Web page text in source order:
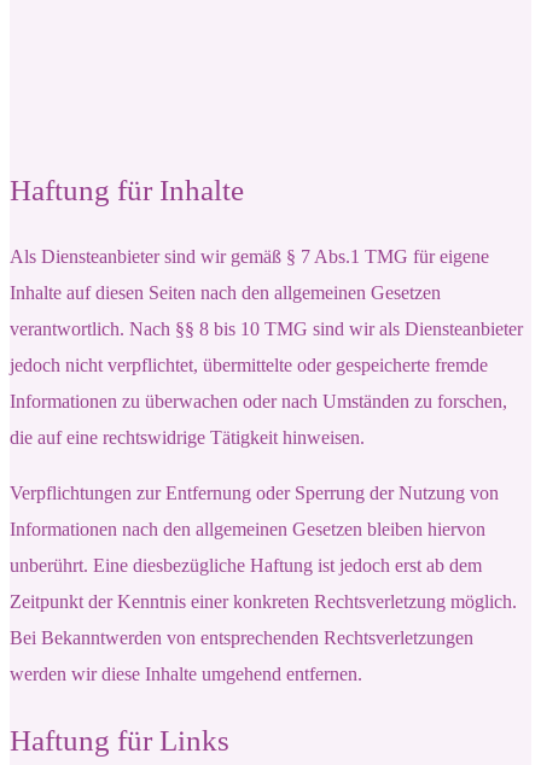
Haftung für Inhalte
Als Diensteanbieter sind wir gemäß § 7 Abs.1 TMG für eigene
Inhalte auf diesen Seiten nach den allgemeinen Gesetzen
verantwortlich. Nach §§ 8 bis 10 TMG sind wir als Diensteanbieter
jedoch nicht verpflichtet, übermittelte oder gespeicherte fremde
Informationen zu überwachen oder nach Umständen zu forschen,
die auf eine rechtswidrige Tätigkeit hinweisen.
Verpflichtungen zur Entfernung oder Sperrung der Nutzung von
Informationen nach den allgemeinen Gesetzen bleiben hiervon
unberührt. Eine diesbezügliche Haftung ist jedoch erst ab dem
Zeitpunkt der Kenntnis einer konkreten Rechtsverletzung möglich.
Bei Bekanntwerden von entsprechenden Rechtsverletzungen
werden wir diese Inhalte umgehend entfernen.
Haftung für Links